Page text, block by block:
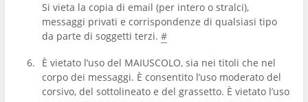
Si vieta la copia di email (per intero o stralci),
messaggi privati e corrispondenze di qualsiasi tipo
da parte di soggetti terzi. #
È vietato l’uso del MAIUSCOLO, sia nei titoli che nel
corpo dei messaggi. È consentito l’uso moderato del
corsivo, del sottolineato e del grassetto. È vietato l’uso